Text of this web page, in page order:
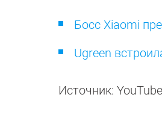
Босс Xiaomi
Ugreen
Источник: YouTube